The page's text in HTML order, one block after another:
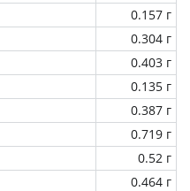
0.157 г
0.304 г
0.403 г
0.135 г
0.387 г
0.719 г
0.52 г
0.464 г